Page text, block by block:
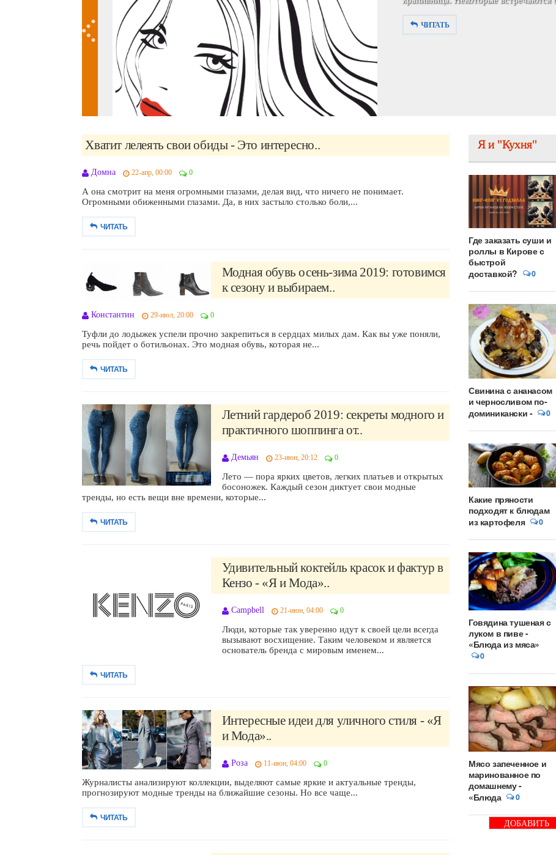
ЧИТАТЬ
Хватит лелеять свои обиды - Это интересно..
Домна 22-апр, 00:00 0
А она смотрит на меня огромными глазами, делая вид, что ничего не понимает.
Огромными обиженными глазами. Да, в них застыло столько боли,...
ЧИТАТЬ
Модная обувь осень-зима 2019: готовимся
к сезону и выбираем..
Константин 29-июл, 20:00 0
Туфли до лодыжек успели прочно закрепиться в сердцах милых дам. Как вы уже поняли,
речь пойдет о ботильонах. Это модная обувь, которая не...
ЧИТАТЬ
Летний гардероб 2019: секреты модного и
практичного шоппинга от..
Демьян 23-июн, 20:12 0
Лето — пора ярких цветов, легких платьев и открытых
босоножек. Каждый сезон диктует свои модные
тренды, но есть вещи вне времени, которые...
ЧИТАТЬ
Удивительный коктейль красок и фактур в
Кензо - «Я и Мода»..
Campbell 21-июн, 04:00 0
Люди, которые так уверенно идут к своей цели всегда
вызывают восхищение. Таким человеком и является
основатель бренда с мировым именем...
ЧИТАТЬ
Интересные идеи для уличного стиля - «Я
и Мода»..
Роза 11-июн, 04:00 0
Журналисты анализируют коллекции, выделяют самые яркие и актуальные тренды,
прогнозируют модные тренды на ближайшие сезоны. Но все чаще...
ЧИТАТЬ
Я и "Кухня"
Где заказать суши и
роллы в Кирове с
быстрой
доставкой?
0
Свинина с ананасом
и черносливом по-
доминикански -
0
Какие пряности
подходят к блюдам
из картофеля
0
Говядина тушеная с
луком в пиве -
«Блюда из мяса»
0
Мясо запеченное и
маринованное по
домашнему -
«Блюда
0
ДОБАВИТЬ